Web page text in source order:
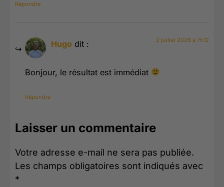
Répondre
Hugo dit : 2 juillet 2026 à 7h12
Bonjour, le résultat est immédiat
Répondre
Laisser un commentaire
Votre adresse e-mail ne sera pas publiée.
Les champs obligatoires sont indiqués avec
*